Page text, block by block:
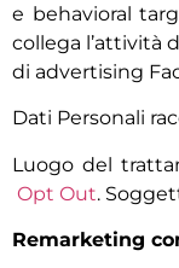
e behavioral
collega l’attività
di advertising
Dati Personali
Luogo del
Opt Out.
Remarketing